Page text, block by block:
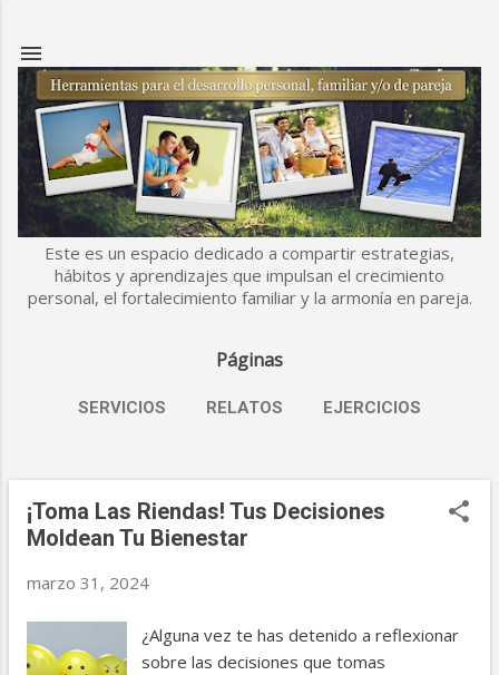
Este es un espacio dedicado a compartir estrategias,
hábitos y aprendizajes que impulsan el crecimiento
personal, el fortalecimiento familiar y la armonía en pareja.
Páginas
SERVICIOS RELATOS EJERCICIOS
¡Toma Las Riendas! Tus Decisiones
Moldean Tu Bienestar
marzo 31, 2024
¿Alguna vez te has detenido a reflexionar
sobre las decisiones que tomas